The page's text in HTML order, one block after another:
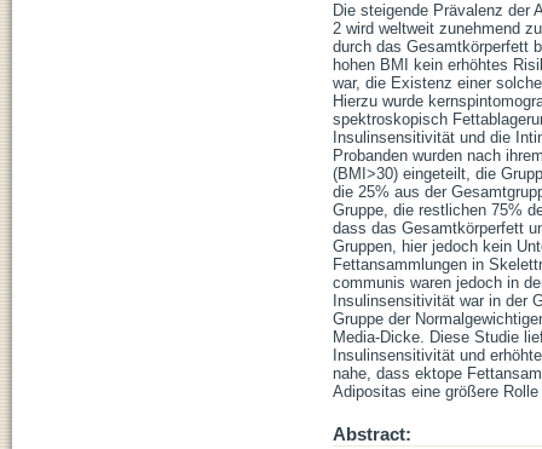
Die steigende Prävalenz der
2 wird weltweit zunehmend
durch das Gesamtkörperfett
hohen BMI kein erhöhtes
war, die Existenz einer
Hierzu wurde
spektroskopisch
Insulinsensitivität und die
Probanden wurden nach
(BMI>30) eingeteilt, die
die 25% aus der
Gruppe, die restlichen 75%
dass das Gesamtkörperfett
Gruppen, hier jedoch kein
Fettansammlungen in
communis waren jedoch in
Insulinsensitivität war in der
Gruppe der
Media-Dicke. Diese Studie
Insulinsensitivität und
nahe, dass ektope
Adipositas eine größere
Abstract: